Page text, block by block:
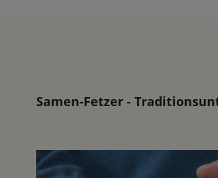
Samen-Fetzer -